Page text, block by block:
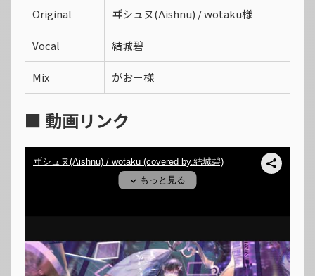
Original ヸシュヌ(Λishnu) / wotaku様
Vocal 結城碧
Mix がおー様
■ 動画リンク